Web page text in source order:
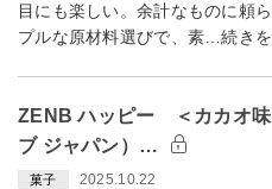
目にも楽しい。余計なものに頼
プルな原材料選びで、素…続き
ZENB ハッピー ＜カカオ
ブ ジャパン）…
菓子 2025.10.22